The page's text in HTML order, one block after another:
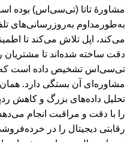
مشاورۀ تاتا (تی‌سی‌اس) بوده
به‌طور‌مداوم به‌روزرسانی‌های
می‌کند، اپل تلاش می‌کند تا
دقت ساخته شده‌اند تا مشتریان
تی‌سی‌اس تشخیص داده است که
مشاوره‌ای آن بستگی دارد.
تحلیل داده‌های بزرگ و کاهش
را با دقت و مراقبت انجام
رقابتی دیجیتال را در